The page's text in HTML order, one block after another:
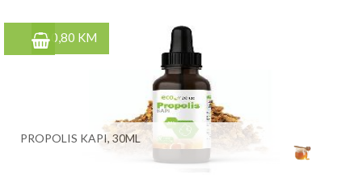
10,80 KM
PROPOLIS KAPI, 30ML